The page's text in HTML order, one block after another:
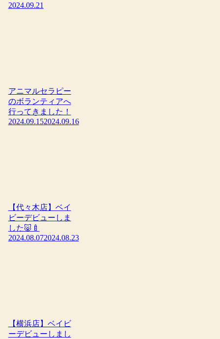
2024.09.21
アニマルセラピー
のボランティアへ
行ってきました！
2024.09.152024.09.16
【代々木店】ベイ
ビーデビューしま
した🐷🍼
2024.08.072024.08.23
【横浜店】ベイビ
ーデビューしまし